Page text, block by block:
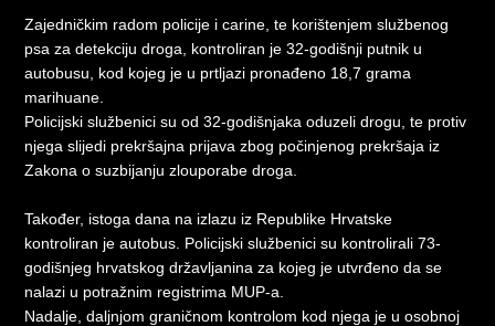
Zajedničkim radom policije i carine, te korištenjem službenog
psa za detekciju droga, kontroliran je 32-godišnji putnik u
autobusu, kod kojeg je u prtljazi pronađeno 18,7 grama
marihuane.
Policijski službenici su od 32-godišnjaka oduzeli drogu, te protiv
njega slijedi prekršajna prijava zbog počinjenog prekršaja iz
Zakona o suzbijanju zlouporabe droga.
Također, istoga dana na izlazu iz Republike Hrvatske
kontroliran je autobus. Policijski službenici su kontrolirali 73-
godišnjeg hrvatskog državljanina za kojeg je utvrđeno da se
nalazi u potražnim registrima MUP-a.
Nadalje, daljnjom graničnom kontrolom kod njega je u osobnoj